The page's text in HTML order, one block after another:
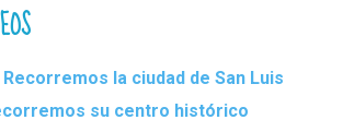
Recorremos la ciudad de San Luis
su centro histórico